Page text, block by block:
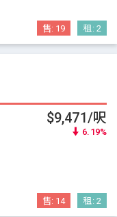
售: 19 租: 2
$9,471/呎
6.19%
售: 14 租: 2